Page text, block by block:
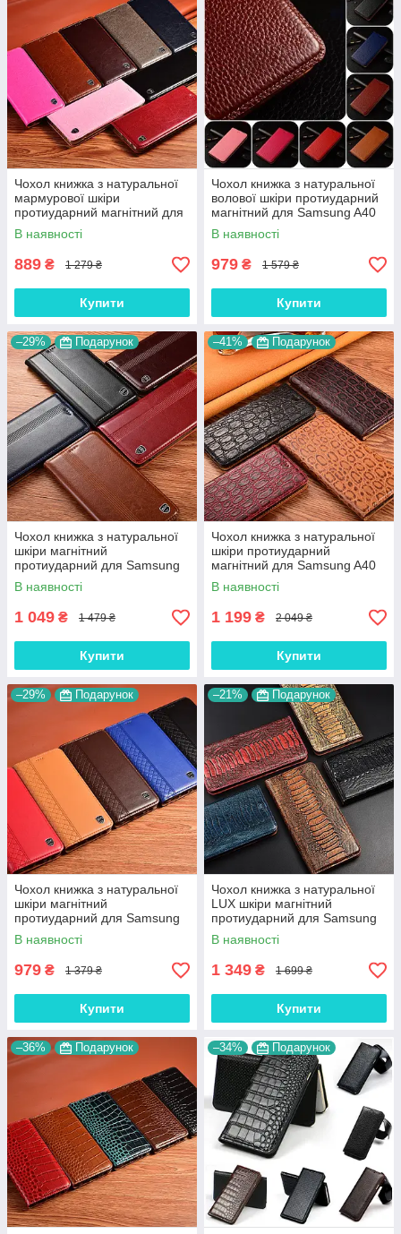
Чохол книжка з натуральної
мармурової шкіри
протиударний магнітний для
Samsung A40 A405F
"MARBLE"
В наявності
889 ₴ 1 279 ₴
Купити
Чохол книжка з натуральної
волової шкіри протиударний
магнітний для Samsung A40
A405F "BULL"
В наявності
979 ₴ 1 579 ₴
Купити
–29% Подарунок
Чохол книжка з натуральної
шкіри магнітний
протиударний для Samsung
A40 A405F "ITALIAN"
В наявності
1 049 ₴ 1 479 ₴
Купити
–41% Подарунок
Чохол книжка з натуральної
шкіри протиударний
магнітний для Samsung A40
A405F "JACOSA"
В наявності
1 199 ₴ 2 049 ₴
Купити
–29% Подарунок
Чохол книжка з натуральної
шкіри магнітний
протиударний для Samsung
A40 A405F "BOTTEGA"
В наявності
979 ₴ 1 379 ₴
Купити
–21% Подарунок
Чохол книжка з натуральної
LUX шкіри магнітний
протиударний для Samsung
A40 A405F "ZENUS"
В наявності
1 349 ₴ 1 699 ₴
Купити
–36% Подарунок –34% Подарунок